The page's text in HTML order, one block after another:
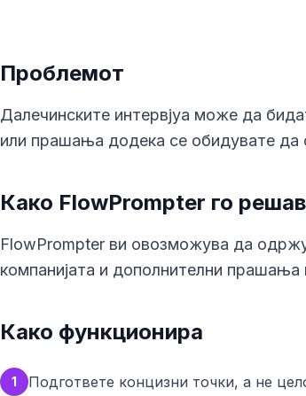
Проблемот
Далечинските интервјуа може да
или прашања додека се обидувате да
Како FlowPrompter го
FlowPrompter ви овозможува да
компанијата и дополнителни
Како функционира
1 Подгответе концизни точки, а не